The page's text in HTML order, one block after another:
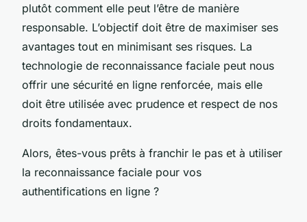
plutôt comment elle peut l’être de manière
responsable. L’objectif doit être de maximiser ses
avantages tout en minimisant ses risques. La
technologie de reconnaissance faciale peut nous
offrir une sécurité en ligne renforcée, mais elle
doit être utilisée avec prudence et respect de nos
droits fondamentaux.
Alors, êtes-vous prêts à franchir le pas et à utiliser
la reconnaissance faciale pour vos
authentifications en ligne ?